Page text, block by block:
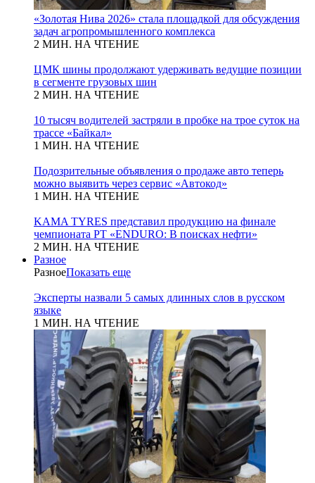
«Золотая Нива 2026» стала площадкой для обсуждения
задач агропромышленного комплекса
2 МИН. НА ЧТЕНИЕ
ЦМК шины продолжают удерживать ведущие позиции
в сегменте грузовых шин
2 МИН. НА ЧТЕНИЕ
10 тысяч водителей застряли в пробке на трое суток на
трассе «Байкал»
1 МИН. НА ЧТЕНИЕ
Подозрительные объявления о продаже авто теперь
можно выявить через сервис «Автокод»
1 МИН. НА ЧТЕНИЕ
KAMA TYRES представил продукцию на финале
чемпионата РТ «ENDURO: В поисках нефти»
2 МИН. НА ЧТЕНИЕ
Разное
РазноеПоказать еще
Эксперты назвали 5 самых длинных слов в русском
языке
1 МИН. НА ЧТЕНИЕ